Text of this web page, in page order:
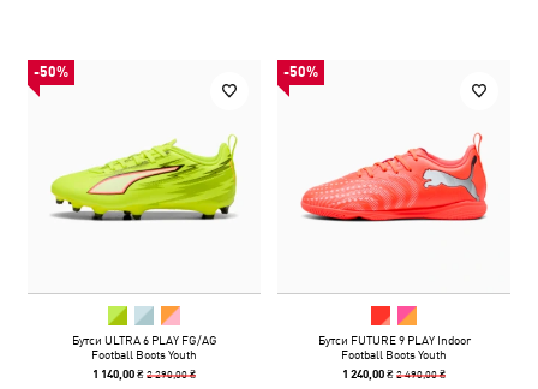
-50%
Бутси ULTRA 6 PLAY FG/AG
Football Boots Youth
1 140,00 ₴2 290,00 ₴
-50%
Бутси FUTURE 9 PLAY Indoor
Football Boots Youth
1 240,00 ₴2 490,00 ₴